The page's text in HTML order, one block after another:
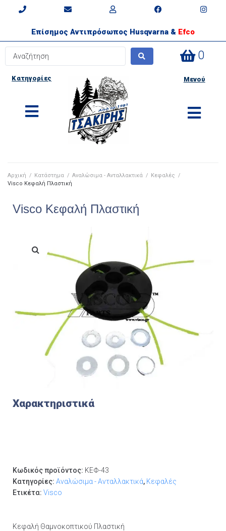
Επίσημος Αντιπρόσωπος Husqvarna & Efco
0
Κατηγορίες Μενού
Αρχική / Κατάστημα / Αναλώσιμα - Ανταλλακτικά / Κεφαλές /
Visco Κεφαλή Πλαστική
Visco Κεφαλή Πλαστική
Χαρακτηριστικά
Κωδικός προϊόντος: ΚΕΦ-43
Κατηγορίες: Αναλώσιμα - Ανταλλακτικά, Κεφαλές
Ετικέτα: Visco
Κεφαλή Θαμνοκοπτικού Πλαστική